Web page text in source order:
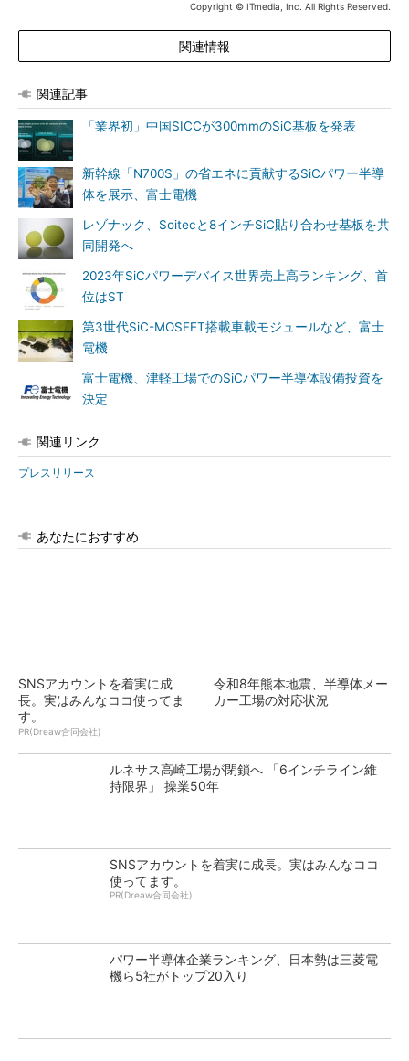
Copyright © ITmedia, Inc. All Rights Reserved.
関連情報
関連記事
「業界初」中国SICCが300mmのSiC基板を発表
新幹線「N700S」の省エネに貢献するSiCパワー半導
体を展示、富士電機
レゾナック、Soitecと8インチSiC貼り合わせ基板を共
同開発へ
2023年SiCパワーデバイス世界売上高ランキング、首
位はST
第3世代SiC-MOSFET搭載車載モジュールなど、富士
電機
富士電機、津軽工場でのSiCパワー半導体設備投資を
決定
関連リンク
プレスリリース
あなたにおすすめ
SNSアカウントを着実に成
長。実はみんなココ使ってま
す。
PR(Dreaw合同会社)
令和8年熊本地震、半導体メー
カー工場の対応状況
ルネサス高崎工場が閉鎖へ 「6インチライン維
持限界」 操業50年
SNSアカウントを着実に成長。実はみんなココ
使ってます。
PR(Dreaw合同会社)
パワー半導体企業ランキング、日本勢は三菱電
機ら5社がトップ20入り